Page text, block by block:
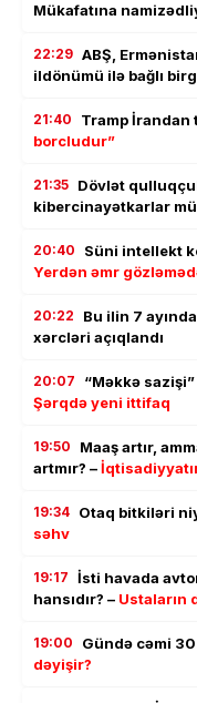
Mükafatına
22:29 ABŞ,
ildönümü ilə bağlı
21:40 Tramp İrandan
borcludur”
21:35 Dövlət
kibercinayətkarlar
20:40 Süni intellekt
Yerdən əmr
20:22
Bu ilin 7
xərcləri açıqlandı
20:07 “Məkkə
Şərqdə yeni ittifaq
19:50
Maaş artır,
artmır? –
19:34 Otaq bitkiləri
səhv
19:17 İsti havada
hansıdır? – Ustaların
19:00 Gündə cəmi
dəyişir?